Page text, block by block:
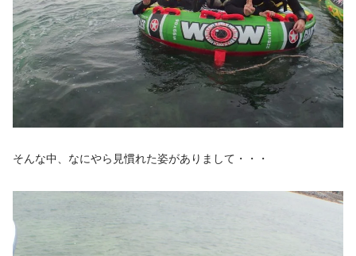
そんな中、なにやら見慣れた姿がありまして・・・